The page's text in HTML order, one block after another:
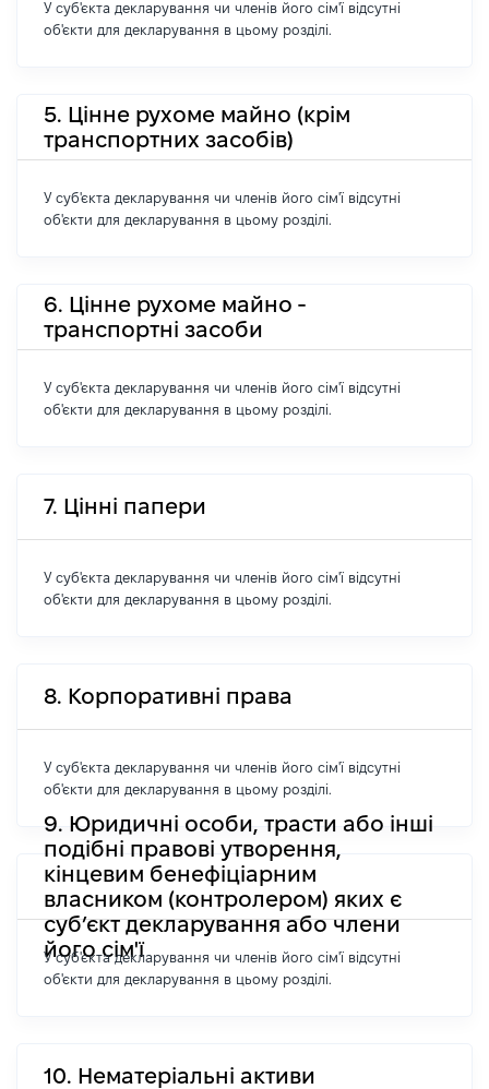
У суб'єкта декларування чи членів його сім'ї відсутні
об'єкти для декларування в цьому розділі.
5. Цінне рухоме майно (крім
транспортних засобів)
У суб'єкта декларування чи членів його сім'ї відсутні
об'єкти для декларування в цьому розділі.
6. Цінне рухоме майно -
транспортні засоби
У суб'єкта декларування чи членів його сім'ї відсутні
об'єкти для декларування в цьому розділі.
7. Цінні папери
У суб'єкта декларування чи членів його сім'ї відсутні
об'єкти для декларування в цьому розділі.
8. Корпоративні права
У суб'єкта декларування чи членів його сім'ї відсутні
об'єкти для декларування в цьому розділі.
9. Юридичні особи, трасти або інші
подібні правові утворення,
кінцевим бенефіціарним
власником (контролером) яких є
суб’єкт декларування або члени
його сім'ї
У суб'єкта декларування чи членів його сім'ї відсутні
об'єкти для декларування в цьому розділі.
10. Нематеріальні активи